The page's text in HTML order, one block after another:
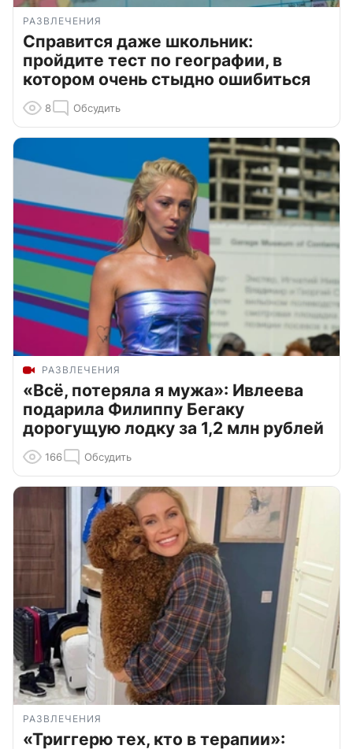
РАЗВЛЕЧЕНИЯ
Справится даже школьник:
пройдите тест по географии, в
котором очень стыдно ошибиться
8 Обсудить
РАЗВЛЕЧЕНИЯ
«Всё, потеряла я мужа»: Ивлеева
подарила Филиппу Бегаку
дорогущую лодку за 1,2 млн рублей
166 Обсудить
РАЗВЛЕЧЕНИЯ
«Триггерю тех, кто в терапии»: